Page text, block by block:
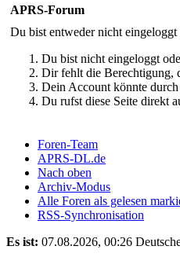
APRS-Forum
Du bist entweder nicht
Du bist nicht eingeloggt
Dir fehlt die Berechtigung,
Dein Account könnte
Du rufst diese Seite direkt
Foren-Team
APRS-DL.de
Nach oben
Archiv-Modus
Alle Foren als gelesen
RSS-Synchronisation
Es ist: 07.08.2026, 00:26